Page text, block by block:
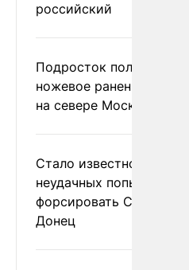
российский
Подросток получил
ножевое ранение в
на севере Москвы
Стало известно о
неудачных попытках
форсировать
Донец